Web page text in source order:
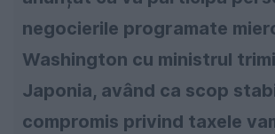
negocierile programate
Washington cu ministrul
Japonia, având ca scop
compromis privind taxele